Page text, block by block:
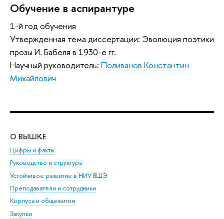
Обучение в аспирантуре
1-й год обучения
Утвержденная тема диссертации: Эволюция поэтики
прозы И. Бабеля в 1930-е гг.
Научный руководитель: Поливанов Константин
Михайлович
О ВЫШКЕ
Цифры и факты
Руководство и структура
Устойчивое развитие в НИУ ВШЭ
Преподаватели и сотрудники
Корпуса и общежития
Закупки